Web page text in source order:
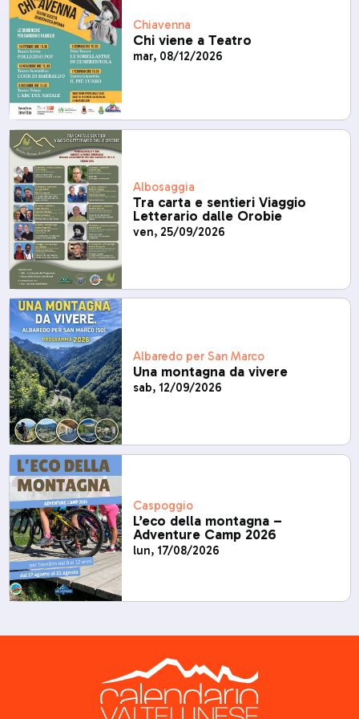
Chiavenna
Chi viene a Teatro
mar, 08/12/2026
Albosaggia
Tra carta e sentieri Viaggio
Letterario dalle Orobie
ven, 25/09/2026
Albaredo per San Marco
Una montagna da vivere
sab, 12/09/2026
Caspoggio
L’eco della montagna –
Adventure Camp 2026
lun, 17/08/2026